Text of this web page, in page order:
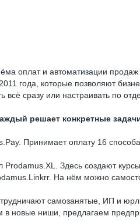
оплат и автоматизации
года, которые позволяют
всё сразу или настраивать по
решает конкретные
Принимает оплату 16
Здесь создают
На нём можно
самозанятые, ИП и
в новые ниши, предлагаем